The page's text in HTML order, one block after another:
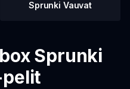
Sprunki Vauvat
Sprunki